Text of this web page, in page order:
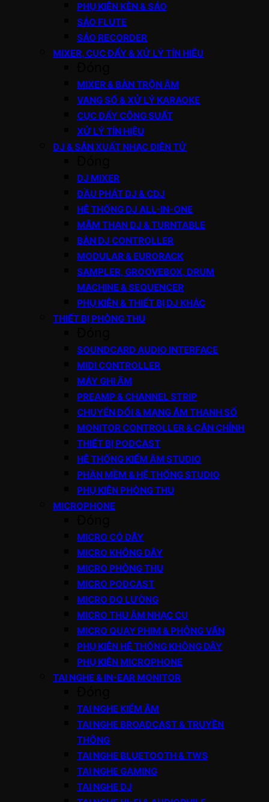
PHỤ KIỆN KÈN & SÁO
SÁO FLUTE
SÁO RECORDER
MIXER, CỤC ĐẨY & XỬ LÝ TÍN HIỆU
MIXER & BÀN TRỘN ÂM
VANG SỐ & XỬ LÝ KARAOKE
CỤC ĐẨY CÔNG SUẤT
XỬ LÝ TÍN HIỆU
DJ & SẢN XUẤT NHẠC ĐIỆN TỬ
DJ MIXER
ĐẦU PHÁT DJ & CDJ
HỆ THỐNG DJ ALL-IN-ONE
MÂM THAN DJ & TURNTABLE
BÀN DJ CONTROLLER
MODULAR & EURORACK
SAMPLER, GROOVEBOX, DRUM
MACHINE & SEQUENCER
PHỤ KIỆN & THIẾT BỊ DJ KHÁC
THIẾT BỊ PHÒNG THU
SOUNDCARD AUDIO INTERFACE
MIDI CONTROLLER
MÁY GHI ÂM
PREAMP & CHANNEL STRIP
CHUYỂN ĐỔI & MẠNG ÂM THANH SỐ
MONITOR CONTROLLER & CÂN CHỈNH
THIẾT BỊ PODCAST
HỆ THỐNG KIỂM ÂM STUDIO
PHẦN MỀM & HỆ THỐNG STUDIO
PHỤ KIỆN PHÒNG THU
MICROPHONE
MICRO CÓ DÂY
MICRO KHÔNG DÂY
MICRO PHÒNG THU
MICRO PODCAST
MICRO ĐO LƯỜNG
MICRO THU ÂM NHẠC CỤ
MICRO QUAY PHIM & PHỎNG VẤN
PHỤ KIỆN HỆ THỐNG KHÔNG DÂY
PHỤ KIỆN MICROPHONE
TAI NGHE & IN-EAR MONITOR
TAI NGHE KIỂM ÂM
TAI NGHE BROADCAST & TRUYỀN
THÔNG
TAI NGHE BLUETOOTH & TWS
TAI NGHE GAMING
TAI NGHE DJ